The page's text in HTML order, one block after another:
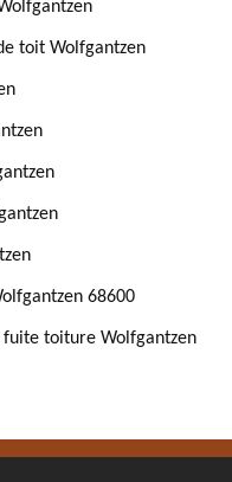
toit Wolfgantzen
68600
toiture Wolfgantzen